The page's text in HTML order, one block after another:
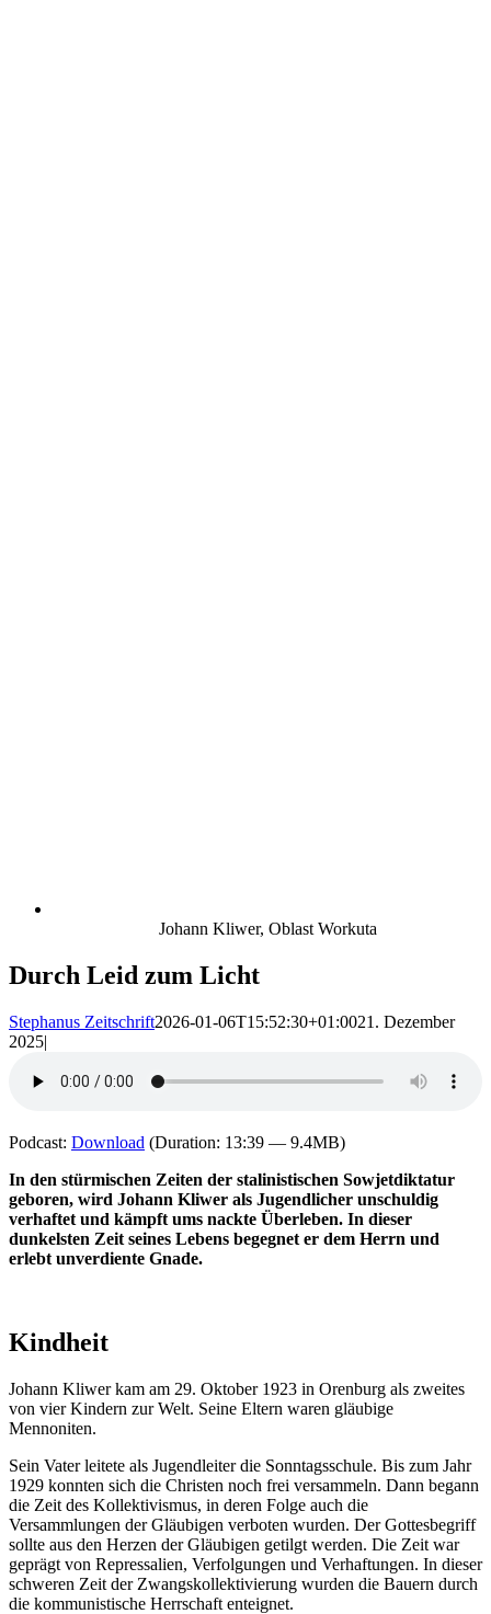
Johann Kliwer, Oblast Workuta
Durch Leid zum Licht
Stephanus Zeitschrift2026-01-06T15:52:30+01:0021. Dezember
2025|
Podcast: Download (Duration: 13:39 — 9.4MB)
In den stürmischen Zeiten der stalinistischen Sowjetdiktatur
geboren, wird Johann Kliwer als Jugendlicher unschuldig
verhaftet und kämpft ums nackte Überleben. In dieser
dunkelsten Zeit seines Lebens begegnet er dem Herrn und
erlebt unverdiente Gnade.
Kindheit
Johann Kliwer kam am 29. Oktober 1923 in Orenburg als zweites
von vier Kindern zur Welt. Seine Eltern waren gläubige
Mennoniten.
Sein Vater leitete als Jugendleiter die Sonntagsschule. Bis zum Jahr
1929 konnten sich die Christen noch frei versammeln. Dann begann
die Zeit des Kollektivismus, in deren Folge auch die
Versammlungen der Gläubigen verboten wurden. Der Gottesbegriff
sollte aus den Herzen der Gläubigen getilgt werden. Die Zeit war
geprägt von Repressalien, Verfolgungen und Verhaftungen. In dieser
schweren Zeit der Zwangskollektivierung wurden die Bauern durch
die kommunistische Herrschaft enteignet.